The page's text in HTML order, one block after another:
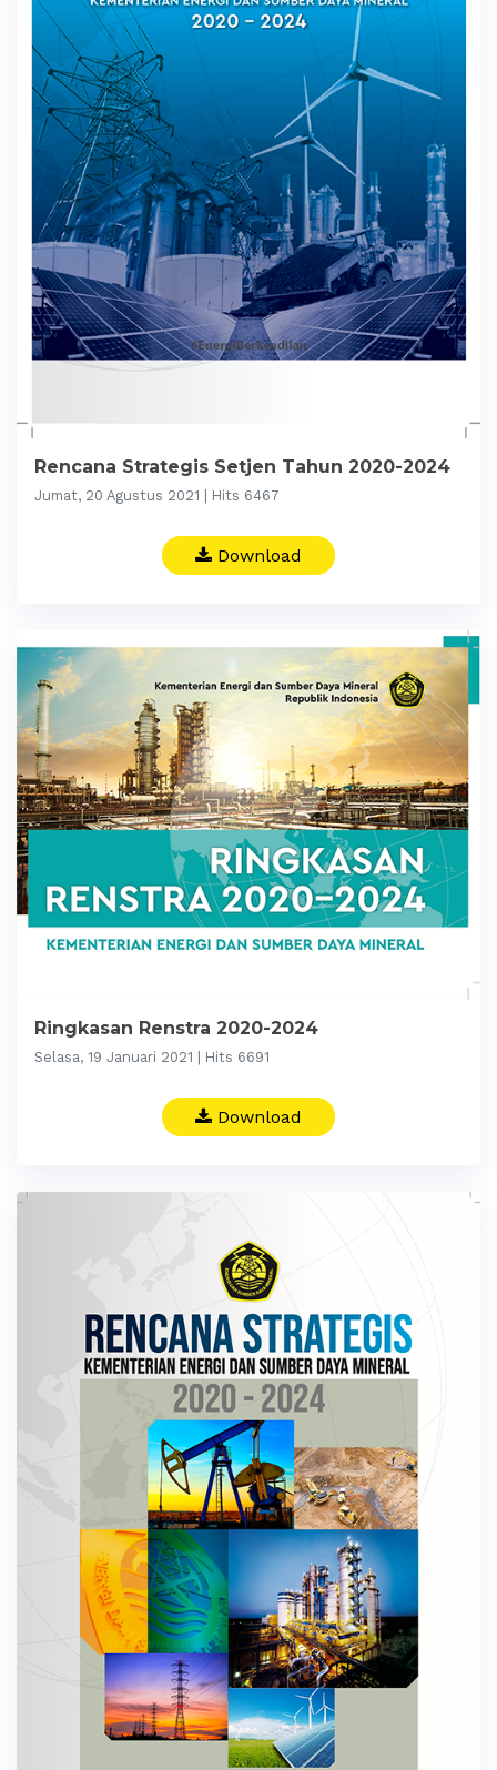
Rencana Strategis Setjen Tahun 2020-2024
Jumat, 20 Agustus 2021 | Hits 6467
Download
Ringkasan Renstra 2020-2024
Selasa, 19 Januari 2021 | Hits 6691
Download